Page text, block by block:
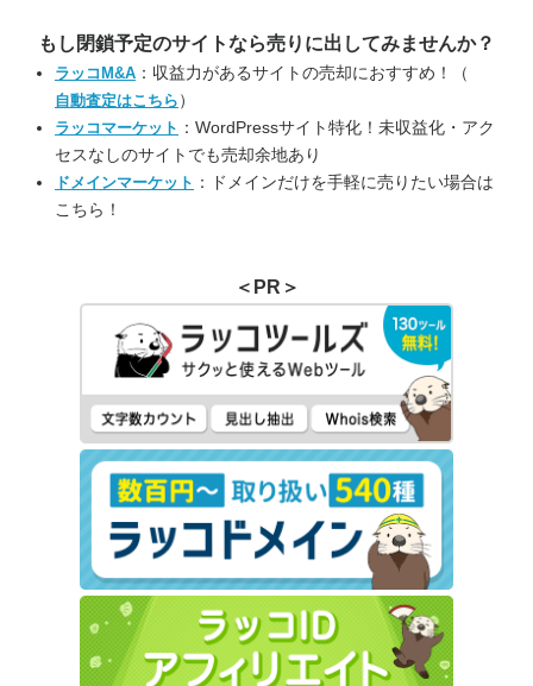
もし閉鎖予定のサイトなら売りに出してみませんか？
ラッコM&A ：収益力があるサイトの売却におすすめ！（
自動査定はこちら ）
ラッコマーケット ：WordPressサイト特化！未収益化・アク
セスなしのサイトでも売却余地あり
ドメインマーケット ：ドメインだけを手軽に売りたい場合は
こちら！
＜PR＞